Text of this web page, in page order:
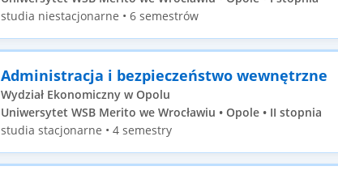
studia niestacjonarne • 6 semestrów
Administracja i bezpieczeństwo wewnętrzne
Wydział Ekonomiczny w Opolu
Uniwersytet WSB Merito we Wrocławiu • Opole • II stopnia
studia stacjonarne • 4 semestry